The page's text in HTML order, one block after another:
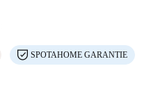
SPOTAHOME GARANTIE